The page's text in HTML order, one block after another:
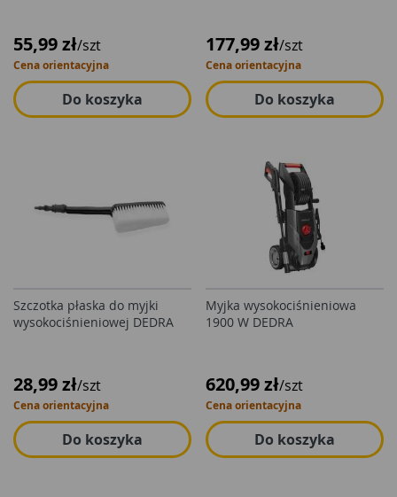
55,99 zł/szt
Cena orientacyjna
Do koszyka
177,99 zł/szt
Cena orientacyjna
Do koszyka
Szczotka płaska do myjki
wysokociśnieniowej DEDRA
28,99 zł/szt
Cena orientacyjna
Do koszyka
Myjka wysokociśnieniowa
1900 W DEDRA
620,99 zł/szt
Cena orientacyjna
Do koszyka